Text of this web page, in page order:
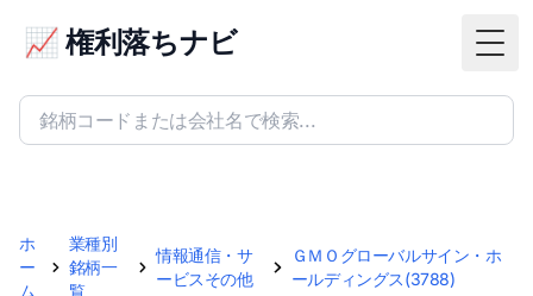
📈 権利落ちナビ
ホ
ー
ム
業種別
銘柄一
覧
情報通信・サ
ービスその他
ＧＭＯグローバルサイン・ホ
ールディングス(3788)